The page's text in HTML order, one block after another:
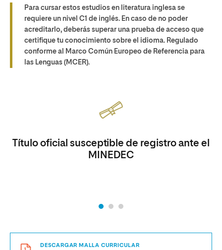
Para cursar estos estudios en literatura inglesa se
requiere un nivel C1 de inglés. En caso de no poder
acreditarlo, deberás superar una prueba de acceso que
certifique tu conocimiento sobre el idioma. Regulado
conforme al Marco Común Europeo de Referencia para
las Lenguas (MCER).
Título oficial susceptible de registro ante el
MINEDEC
DESCARGAR MALLA CURRICULAR